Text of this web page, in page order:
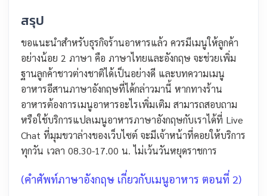
สรุป
ขอแนะนำสำหรับธุรกิจร้านอาหารแล้ว ควรมีเมนูให้ลูกค้า
อย่างน้อย 2 ภาษา คือ ภาษาไทยและอังกฤษ จะช่วยเพิ่ม
ฐานลูกค้าชาวต่างชาติได้เป็นอย่างดี และบทความเมนู
อาหารอีสานภาษาอังกฤษที่ได้กล่าวมานี้ หากทางร้าน
อาหารต้องการเมนูอาหารอะไรเพิ่มเติม สามารถสอบถาม
หรือใช้บริการแปลเมนูอาหารภาษาอังกฤษกับเราได้ที่ Live
Chat ที่มุมขวาล่างของเว็บไซต์ จะมีเจ้าหน้าที่คอยให้บริการ
ทุกวัน เวลา 08.30-17.00 น. ไม่เว้นวันหยุดราชการ
(คำศัพท์ภาษาอังกฤษ เกี่ยวกับเมนูอาหาร ตอนที่ 2)